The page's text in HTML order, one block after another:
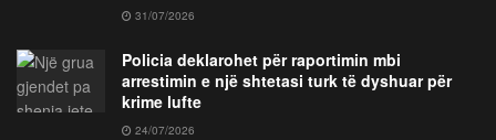
31/07/2026
Policia deklarohet për raportimin mbi
arrestimin e një shtetasi turk të dyshuar për
krime lufte
24/07/2026